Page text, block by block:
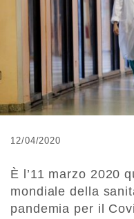
12/04/2020
È l’11 marzo 2020
mondiale della
pandemia per il